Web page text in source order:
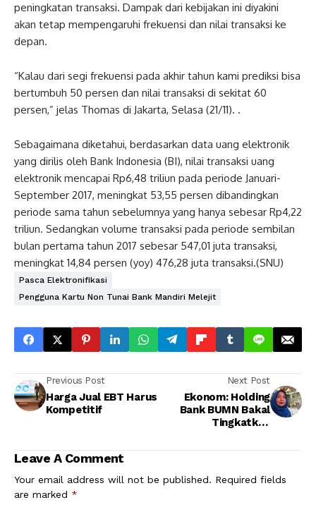
peningkatan transaksi. Dampak dari kebijakan ini diyakini
akan tetap mempengaruhi frekuensi dan nilai transaksi ke
depan.
“Kalau dari segi frekuensi pada akhir tahun kami prediksi bisa
bertumbuh 50 persen dan nilai transaksi di sekitat 60
persen,” jelas Thomas di Jakarta, Selasa (21/11). .
Sebagaimana diketahui, berdasarkan data uang elektronik
yang dirilis oleh Bank Indonesia (BI), nilai transaksi uang
elektronik mencapai Rp6,48 triliun pada periode Januari-
September 2017, meningkat 53,55 persen dibandingkan
periode sama tahun sebelumnya yang hanya sebesar Rp4,22
triliun. Sedangkan volume transaksi pada periode sembilan
bulan pertama tahun 2017 sebesar 547,01 juta transaksi,
meningkat 14,84 persen (yoy) 476,28 juta transaksi.(SNU)
Pasca Elektronifikasi
Pengguna Kartu Non Tunai Bank Mandiri Melejit
Previous Post
Harga Jual EBT Harus
Kompetitif
Next Post
Ekonom: Holding
Bank BUMN Bakal
Tingkatkan
Leave A Comment
Your email address will not be published. Required fields
are marked *